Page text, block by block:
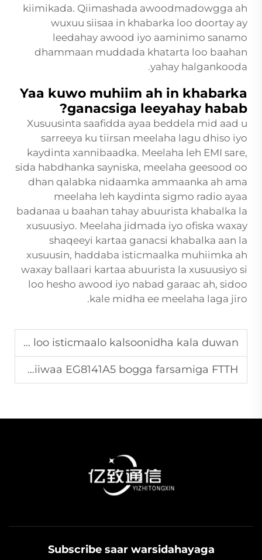
kiimikada. Qiimashada awoodmadowgga ah
wuxuu siisaa in khabarka loo doortay ay
leedahay awood iyo aaminimo sanamo
dhammaan muddada khatarta loo baahan
yahay halgankooda.
Yaa kuwo muhiim ah in khabarka
ganacsiga leeyahay habab?
Xusuusinta saafidda ayaa beddela mid aad u
sarreeya ku tiirsan meelaha lagu dhiso iyo
kaydinta xannibaadka. Meelaha leh EMI sare,
sida habdhanka sayniska, meelaha geesood oo
dhan qalabka nidaamka ammaanka ah ama
meelaha leh kaydinta sigmo radio ayaa
badanaa u baahan tahay abuurista khabalka la
xusuusiyo. Meelaha jidmada iyo ofiska waxay
shaqeeyi kartaa ganacsi khabalka aan la
xusuusin, haddaba isticmaalka muhiimka ah
waxay ballaari kartaa abuurista la xusuusiyo si
loo hesho awood iyo nabad garaac ah, sidoo
kale midha ee meelaha laga jiro.
Sida tilmaamada sayidka lacagta loo qandaraaro si loo isticmaalo kalsoonidha kala duwan
Sida ISP-ka loo siiwaa EG8141A5 bogga farsamiga FTTH
Subscribe saar warsidahayaga